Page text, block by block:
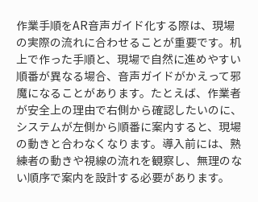
作業手順をAR音声ガイド化する際は、現場
の実際の流れに合わせることが重要です。机
上で作った手順と、現場で自然に進めやすい
順番が異なる場合、音声ガイドがかえって邪
魔になることがあります。たとえば、作業者
が安全上の理由で右側から確認したいのに、
システムが左側から順番に案内すると、現場
の動きと合わなくなります。導入前には、熟
練者の動きや視線の流れを観察し、無理のな
い順序で案内を設計する必要があります。